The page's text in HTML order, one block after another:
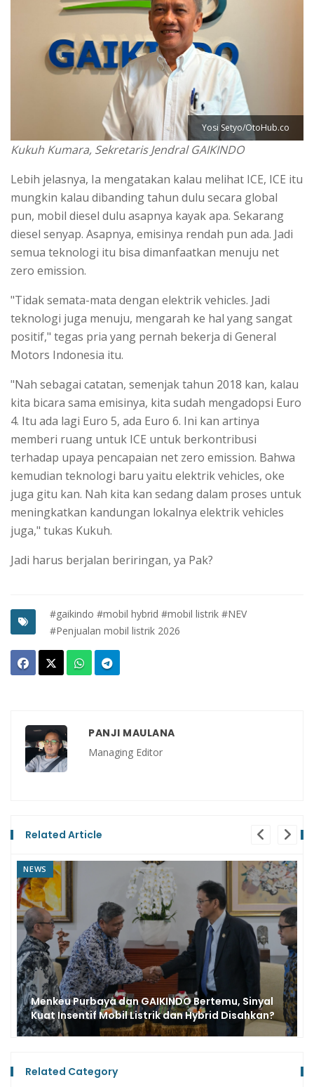
Yosi Setyo/OtoHub.co
Kukuh Kumara, Sekretaris Jendral GAIKINDO
Lebih jelasnya, Ia mengatakan kalau melihat ICE, ICE itu
mungkin kalau dibanding tahun dulu secara global
pun, mobil diesel dulu asapnya kayak apa. Sekarang
diesel senyap. Asapnya, emisinya rendah pun ada. Jadi
semua teknologi itu bisa dimanfaatkan menuju net
zero emission.
"Tidak semata-mata dengan elektrik vehicles. Jadi
teknologi juga menuju, mengarah ke hal yang sangat
positif," tegas pria yang pernah bekerja di General
Motors Indonesia itu.
"Nah sebagai catatan, semenjak tahun 2018 kan, kalau
kita bicara sama emisinya, kita sudah mengadopsi Euro
4. Itu ada lagi Euro 5, ada Euro 6. Ini kan artinya
memberi ruang untuk ICE untuk berkontribusi
terhadap upaya pencapaian net zero emission. Bahwa
kemudian teknologi baru yaitu elektrik vehicles, oke
juga gitu kan. Nah kita kan sedang dalam proses untuk
meningkatkan kandungan lokalnya elektrik vehicles
juga," tukas Kukuh.
Jadi harus berjalan beriringan, ya Pak?
#gaikindo #mobil hybrid #mobil listrik #NEV
#Penjualan mobil listrik 2026
PANJI MAULANA
Managing Editor
Related Article
REVIEW
GAIKINDO Tanggapi Seluruh SPBU Wajib Jual
Bioetanol E5 Mulai Juli 2026
Related Category